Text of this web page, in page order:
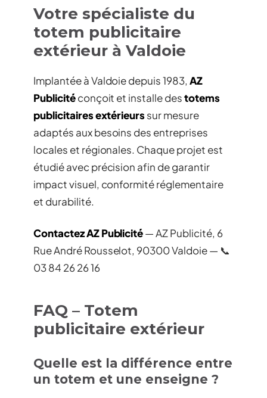
Votre spécialiste du
totem publicitaire
extérieur à Valdoie
Implantée à Valdoie depuis 1983, AZ
Publicitéconçoit et installe destotems
publicitaires extérieurssur mesure
adaptés aux besoins des entreprises
locales et régionales. Chaque projet est
étudié avec précision afin de garantir
impact visuel, conformité réglementaire
et durabilité.
Contactez AZ Publicité— AZ Publicité, 6
Rue André Rousselot, 90300 Valdoie — 📞
03 84 26 26 16
FAQ – Totem
publicitaire extérieur
Quelle est la différence entre
un totem et une enseigne ?